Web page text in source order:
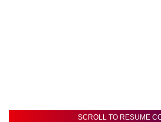
SCROLL TO RESUME